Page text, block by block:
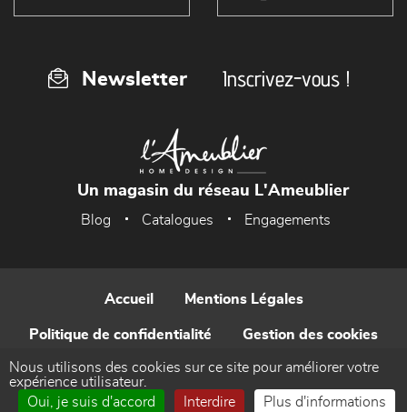
Newsletter Inscrivez-vous !
Un magasin du réseau L'Ameublier
Blog Catalogues Engagements
Accueil Mentions Légales
Politique de confidentialité Gestion des cookies
Contact
Nous utilisons des cookies sur ce site pour améliorer votre
expérience utilisateur.
Oui, je suis d'accord
Interdire Plus d'informations